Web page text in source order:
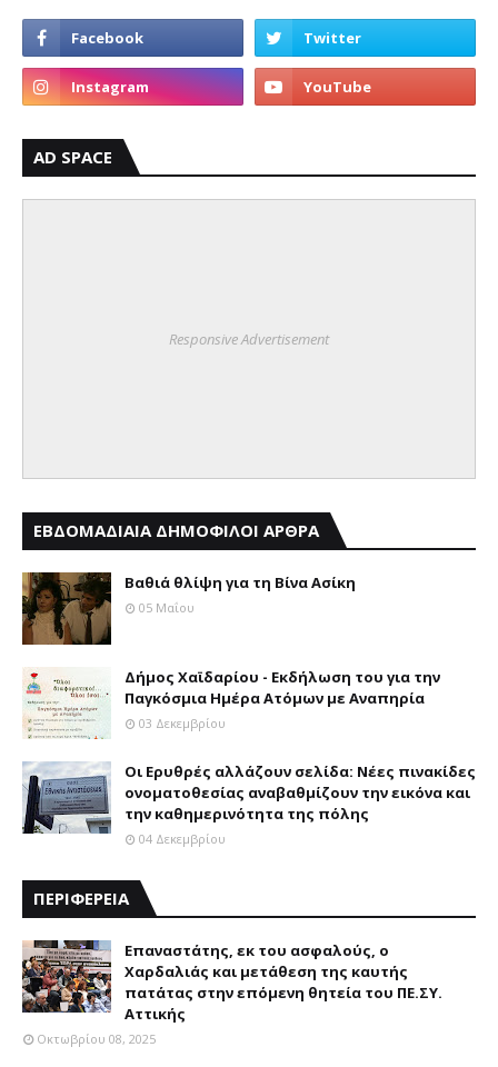
AD SPACE
Responsive Advertisement
ΕΒΔΟΜΑΔΙΑΙΑ ΔΗΜΟΦΙΛΟΙ ΑΡΘΡΑ
Βαθιά θλίψη για τη Βίνα Ασίκη
05 Μαΐου
Δήμος Χαϊδαρίου - Εκδήλωση του για την
Παγκόσμια Ημέρα Ατόμων με Αναπηρία
03 Δεκεμβρίου
Οι Ερυθρές αλλάζουν σελίδα: Νέες πινακίδες
ονοματοθεσίας αναβαθμίζουν την εικόνα και
την καθημερινότητα της πόλης
04 Δεκεμβρίου
ΠΕΡΙΦΕΡΕΙΑ
Επαναστάτης, εκ του ασφαλούς, ο
Χαρδαλιάς και μετάθεση της καυτής
πατάτας στην επόμενη θητεία του ΠΕ.ΣΥ.
Αττικής
Οκτωβρίου 08, 2025